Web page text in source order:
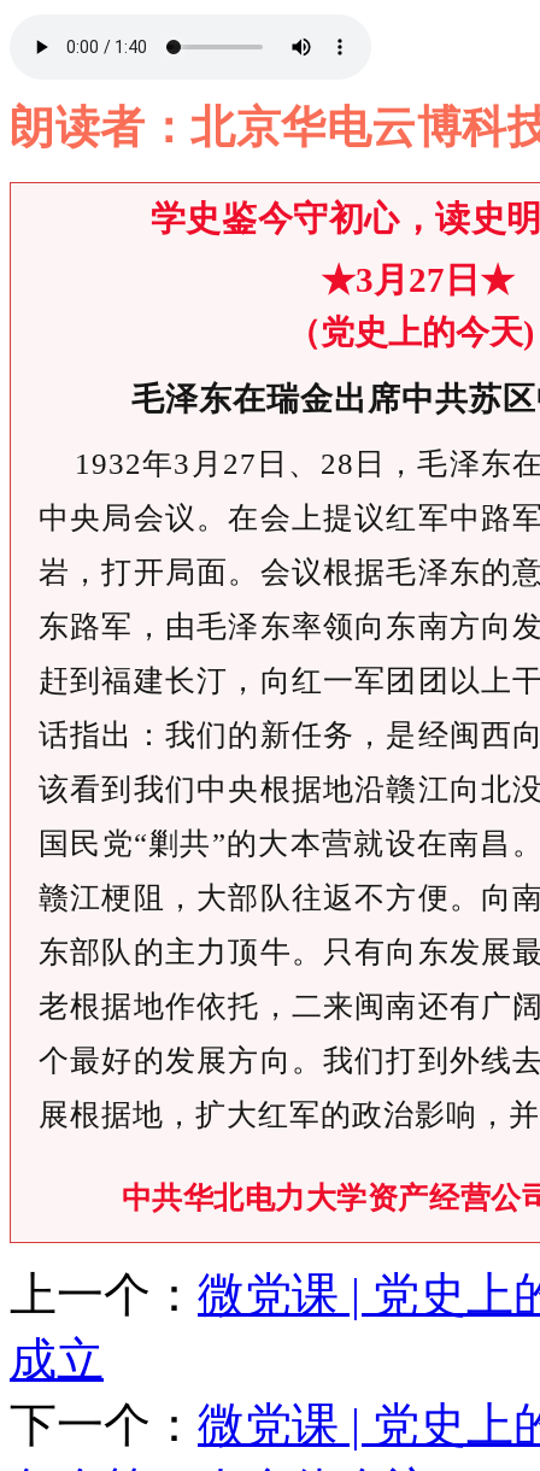
朗读者：北京华电云博科
学史鉴今守初心，读史
★3月27日★
（党史上的今天)
毛泽东在瑞金出席中共苏
1932年3月27日、28日，毛泽东
中央局会议。在会上提议红军中路
岩，打开局面。会议根据毛泽东的
东路军，由毛泽东率领向东南方向
赶到福建长汀，向红一军团团以上
话指出：我们的新任务，是经闽西
该看到我们中央根据地沿赣江向北
国民党“剿共”的大本营就设在南昌
赣江梗阻，大部队往返不方便。向
东部队的主力顶牛。只有向东发展
老根据地作依托，二来闽南还有广
个最好的发展方向。我们打到外线
展根据地，扩大红军的政治影响，
中共华北电力大学资产经营公
上一个： 微党课 | 党史
成立
下一个： 微党课 | 党史